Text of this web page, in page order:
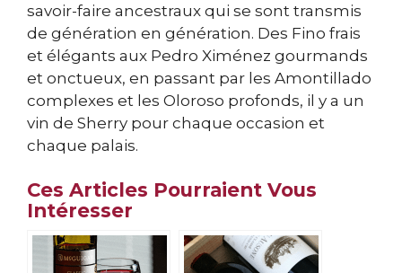
savoir-faire ancestraux qui se sont transmis
de génération en génération. Des Fino frais
et élégants aux Pedro Ximénez gourmands
et onctueux, en passant par les Amontillado
complexes et les Oloroso profonds, il y a un
vin de Sherry pour chaque occasion et
chaque palais.
Ces Articles Pourraient Vous
Intéresser